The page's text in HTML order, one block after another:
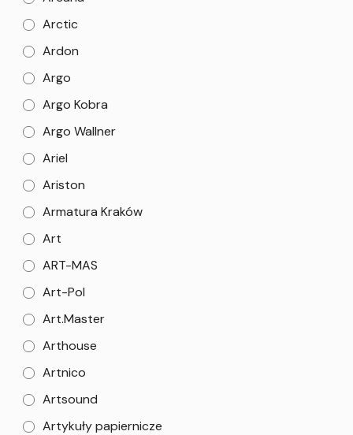
Arctic
Ardon
Argo
Argo Kobra
Argo Wallner
Ariel
Ariston
Armatura Kraków
Art
ART-MAS
Art-Pol
Art.Master
Arthouse
Artnico
Artsound
Artykuły papiernicze